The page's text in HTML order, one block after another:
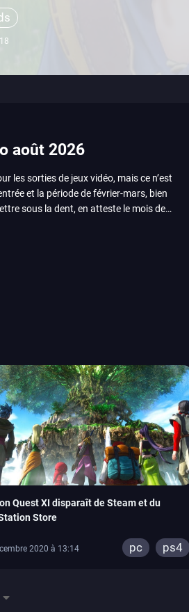
août 2026
les sorties de jeux vidéo, mais ce n’est
et la période de février-mars, bien
sous la dent, en atteste le mois de
que Game Freak sait faire autre
de Gamescom, avec Star Wars,
au mois de juin. Vous trouverez
Quest XI disparaît de Steam et du
Store
2020 à 13:14 pc ps4